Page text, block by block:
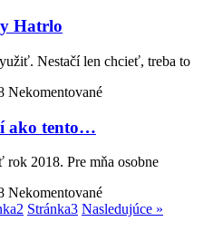
Hatrlo
Nestačí len chcieť, treba to
Nekomentované
ako tento…
2018. Pre mňa osobne
Nekomentované
2 Stránka3 Nasledujúce »